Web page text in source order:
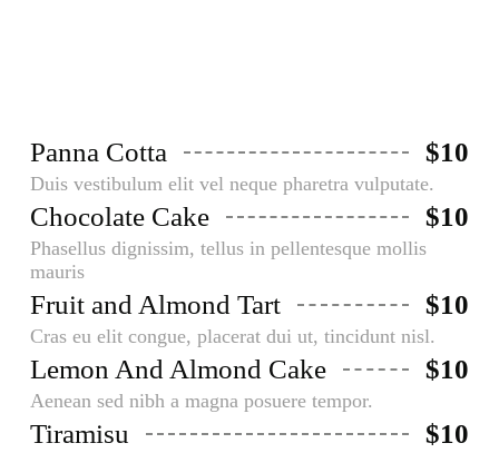
Panna Cotta $10
Duis vestibulum elit vel neque pharetra vulputate.
Chocolate Cake $10
Phasellus dignissim, tellus in pellentesque mollis
mauris
Fruit and Almond Tart $10
Cras eu elit congue, placerat dui ut, tincidunt nisl.
Lemon And Almond Cake $10
Aenean sed nibh a magna posuere tempor.
Tiramisu $10